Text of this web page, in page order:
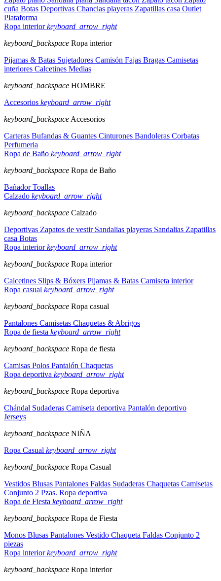
cuña Botas Deportivas Chanclas playeras Zapatillas casa Outlet
Plataforma
Ropa interiorkeyboard_arrow_right
keyboard_backspace Ropa interior
Pijamas & Batas Sujetadores Camisón Fajas Bragas Camisetas
interiores Calcetines Medias
keyboard_backspace HOMBRE
Accesorios keyboard_arrow_right
keyboard_backspace Accesorios
Carteras Bufandas & Guantes Cinturones Bandoleras Corbatas
Perfumeria
Ropa de Baño keyboard_arrow_right
keyboard_backspace Ropa de Baño
BañadorToallas
Calzado keyboard_arrow_right
keyboard_backspace Calzado
Deportivas Zapatos de vestir Sandalias playeras Sandalias Zapatillas
casa Botas
Ropa interiorkeyboard_arrow_right
keyboard_backspace Ropa interior
Calcetines Slips & Bóxers Pijamas & Batas Camiseta interior
Ropa casual keyboard_arrow_right
keyboard_backspace Ropa casual
Pantalones Camisetas Chaquetas & Abrigos
Ropa de fiesta keyboard_arrow_right
keyboard_backspace Ropa de fiesta
Camisas Polos Pantalón Chaquetas
Ropa deportiva keyboard_arrow_right
keyboard_backspace Ropa deportiva
Chándal Sudaderas Camiseta deportiva Pantalón deportivo
Jerseys
keyboard_backspace NIÑA
Ropa Casual keyboard_arrow_right
keyboard_backspace Ropa Casual
Vestidos Blusas Pantalones Faldas Sudaderas Chaquetas Camisetas
Conjunto 2 Pzas. Ropa deportiva
Ropa de Fiesta keyboard_arrow_right
keyboard_backspace Ropa de Fiesta
Monos Blusas Pantalones Vestido Chaqueta Faldas Conjunto 2
piezas
Ropa interiorkeyboard_arrow_right
keyboard_backspace Ropa interior